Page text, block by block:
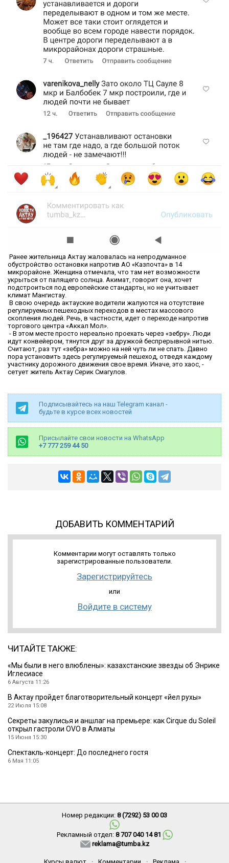
Ранее жительница Актау жаловалась на непродуманное
обустройство остановки напротив АО «Казпочта» в 14
микрорайоне. Женщина отмечала, что там нет возможности
укрыться от палящего солнца. Акимат, говорит она, хочет
подстроиться под европейские стандарты, но не учитывает
климат Мангистау.
В свою очередь актауские водители жалуются на отсутствие
регулируемых пешеходных переходов в местах массового
скопления людей. Речь, в частности, идет о переходе напротив
торгового центра «Аккал Мол».
- В этом месте просто нереально проехать через «зебру». Люди
идут конвейером, тянутся друг за дружкой беспрерывной нитью.
Считают, раз тут «зебра» можно на ней чуть ли не спать. Давно
пора установить здесь регулируемый пешеход, отведя каждому
участнику дорожного движения свое время. Иначе, это хаос, -
сетует житель Актау Серик Смагулов.
Подписывайтесь на наш Telegram канал -
будьте в курсе всех новостей
Присылайте свои новости на WhatsApp
+7 777 259 44 50
ДОБАВИТЬ КОММЕНТАРИЙ
Комментарии могут оставлять только
зарегистрированные пользователи.
Зарегистрируйтесь
или
Войдите в систему
ЧИТАЙТЕ ТАКЖЕ:
«Мы были в него влюблены»: казахстанские звезды об Энрике
Иглесиасе
6 Августа 11:26
В Актау пройдет благотворительный концерт «Әйел рухы»
22 Июля 15:08
Секреты закулисья и аншлаг на премьере: как Cirque du Soleil
открыл гастроли OVO в Алматы
15 Июня 15:30
Спектакль-концерт: До последнего гостя
6 Мая 11:05
Номер редакции: 8 (7292) 53 00 03
Рекламный отдел: 8 707 040 14 81
reklama@tumba.kz